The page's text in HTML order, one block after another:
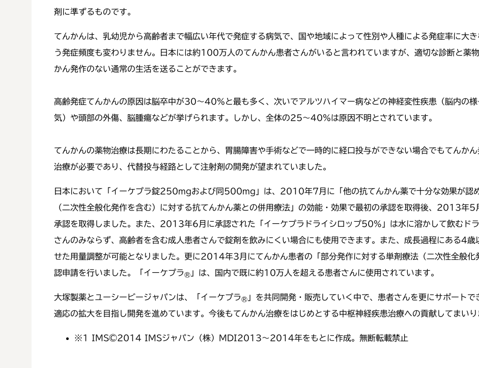
剤に準ずるものです。
てんかんは、乳幼児から高齢者まで幅広い年代で発症する病気で、国や地域によって性別や人種による発症率に大
う発症頻度も変わりません。日本には約100万人のてんかん患者さんがいると言われていますが、適切な診断と薬
かん発作のない通常の生活を送ることができます。
高齢発症てんかんの原因は脳卒中が30～40％と最も多く、次いでアルツハイマー病などの神経変性疾患（脳内の
気）や頭部の外傷、脳腫瘍などが挙げられます。しかし、全体の25～40％は原因不明とされています。
てんかんの薬物治療は長期にわたることから、胃腸障害や手術などで一時的に経口投与ができない場合でもてんか
治療が必要であり、代替投与経路として注射剤の開発が望まれていました。
日本において「イーケプラ錠250mgおよび同500mg」は、2010年7月に「他の抗てんかん薬で十分な効果が認
（二次性全般化発作を含む）に対する抗てんかん薬との併用療法」の効能・効果で最初の承認を取得後、2013年
承認を取得しました。また、2013年6月に承認された「イーケプラドライシロップ50%」は水に溶かして飲むド
さんのみならず、高齢者を含む成人患者さんで錠剤を飲みにくい場合にも使用できます。また、成長過程にある4
せた用量調整が可能となりました。更に2014年3月にてんかん患者の「部分発作に対する単剤療法（二次性全般化
認申請を行いました。「イーケプラ® 」は、国内で既に約10万人を超える患者さんに使用されています。
大塚製薬とユーシービージャパンは、「イーケプラ® 」を共同開発・販売していく中で、患者さんを更にサポート
適応の拡大を目指し開発を進めています。今後もてんかん治療をはじめとする中枢神経疾患治療への貢献してまいり
※1 IMS©2014 IMSジャパン（株）MDI2013～2014年をもとに作成。無断転載禁止